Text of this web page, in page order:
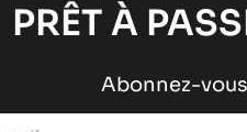
PRÊT À
Abonnez-